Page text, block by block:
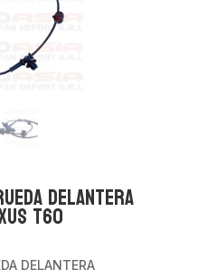
DELANTERA
T60
DELANTERA